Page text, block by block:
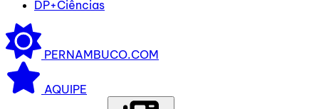
DP+Ciências
PERNAMBUCO.COM
AQUIPE